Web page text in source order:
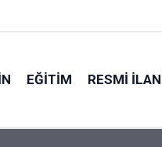
EĞITIM RESMI